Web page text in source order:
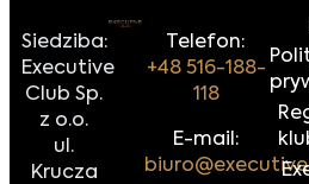
ROOM
Siedziba:
Executive
Club Sp.
z o.o.
ul.
Krucza
Telefon:
+48 516-188-
118
E-mail: